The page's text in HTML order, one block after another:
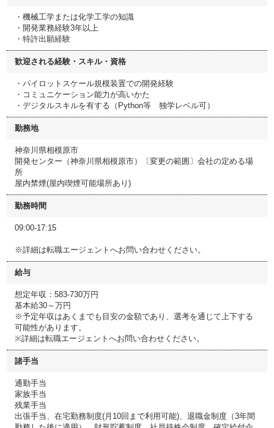
・機械工学または化学工学の知識
・開発業務経験3年以上
・特許出願経験
歓迎される経験・スキル・資格
・パイロットスケール規模装置での開発経験
・コミュニケーション能力が高いかた
・デジタルスキルを有する（Python等 独学レベル可）
勤務地
神奈川県相模原市
開発センター（神奈川県相模原市）〔変更の範囲〕会社の定める場
所
屋内禁煙(屋内喫煙可能場所あり)
勤務時間
09:00-17:15
※詳細は転職エージェントへお問い合わせください。
給与
想定年収：583-730万円
基本給30～万円
※予定年収はあくまでも目安の金額であり、選考を通じて上下する
可能性があります。
※詳細は転職エージェントへお問い合わせください。
諸手当
通勤手当
家族手当
残業手当
出張手当、在宅勤務制度(月10回まで利用可能)、退職金制度（3年間